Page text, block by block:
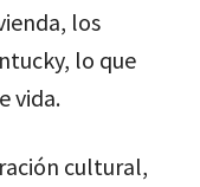
los
lo que
vida.
cultural,